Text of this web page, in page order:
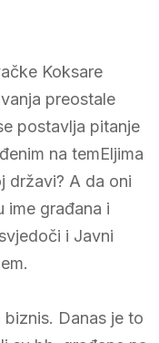
Koksare
preostale
postavlja pitanje
na temEljima
državi? A da oni
ime građana i
i Javni
Danas je to